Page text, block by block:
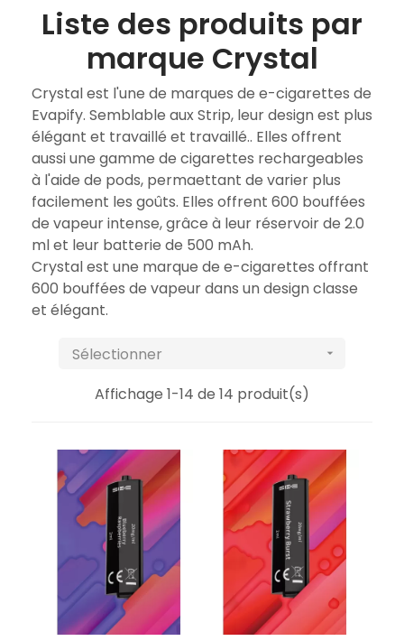
Liste des produits par
marque Crystal
Crystal est l'une de marques de e-cigarettes de
Evapify. Semblable aux Strip, leur design est plus
élégant et travaillé et travaillé.. Elles offrent
aussi une gamme de cigarettes rechargeables
à l'aide de pods, permaettant de varier plus
facilement les goûts. Elles offrent 600 bouffées
de vapeur intense, grâce à leur réservoir de 2.0
ml et leur batterie de 500 mAh.
Crystal est une marque de e-cigarettes offrant
600 bouffées de vapeur dans un design classe
et élégant.
Sélectionner 
Affichage 1-14 de 14 produit(s)